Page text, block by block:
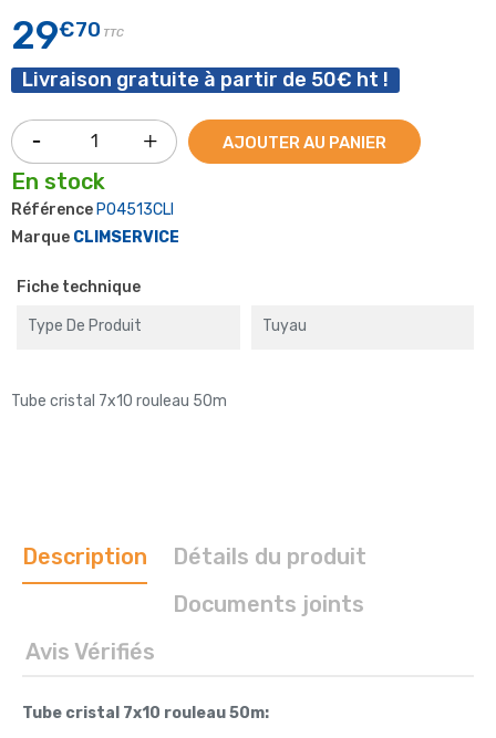
29€70 TTC
Livraison gratuite à partir de 50€ ht !
AJOUTER AU PANIER
En stock
Référence P04513CLI
Marque CLIMSERVICE
Fiche technique
Type De Produit Tuyau
Tube cristal 7x10 rouleau 50m
Description
Détails du produit
Documents joints
Avis Vérifiés
Tube cristal 7x10 rouleau 50m: